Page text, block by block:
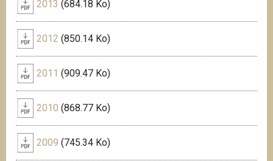
2013 (684.18 Ko)
2012 (850.14 Ko)
2011 (909.47 Ko)
2010 (868.77 Ko)
2009 (745.34 Ko)